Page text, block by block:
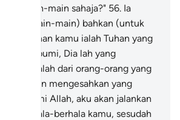
bermain-main sahaja?" 56. Ia
bermain-main) bahkan (untuk
Tuhan kamu ialah Tuhan yang
dan bumi, Dia lah yang
aku adalah dari orang-orang yang
mengesahkan yang
"Dan demi Allah, aku akan jalankan
berhala-berhala kamu, sesudah